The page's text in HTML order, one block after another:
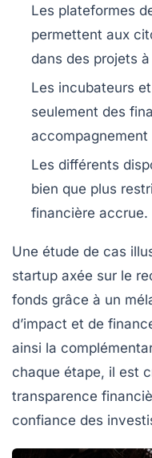
Les plateformes
permettent aux
dans des projets
Les incubateurs
seulement des
accompagnement
Les différents
bien que plus
financière accrue.
Une étude de cas
startup axée sur le
fonds grâce à un
d’impact et de
ainsi la
chaque étape, il est
transparence
confiance des